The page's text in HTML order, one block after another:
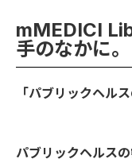
mMEDICI
手のなかに。
「パブリックヘル
パブリックヘルス